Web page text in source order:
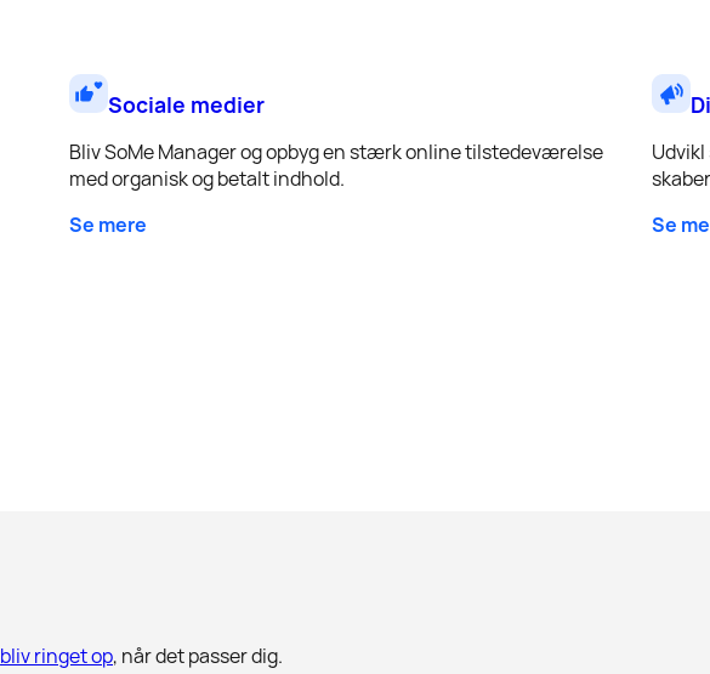
Sociale medier
Bliv SoMe Manager og opbyg en stærk online tilstedeværelse
med organisk og betalt indhold.
Se mere
Se
bliv ringet op, når det passer dig.